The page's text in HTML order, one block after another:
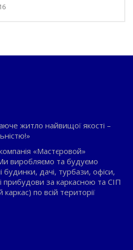
житло найвищої якості –
«Мастєровой»
виробляємо та будуємо
будинки, дачі, турбази, офіси,
прибудови за каркасною та СІП
по всій території